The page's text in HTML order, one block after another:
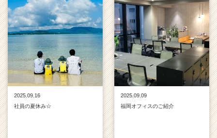
2025.09.16
社員の夏休み☆
2025.09.09
福岡オフィスのご紹介